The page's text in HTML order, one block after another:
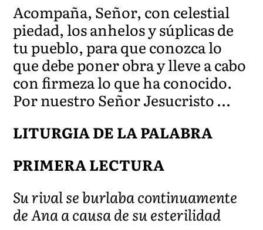
Acompaña, Señor, con celestial
piedad, los anhelos y súplicas de
tu pueblo, para que conozca lo
que debe poner obra y lleve a cabo
con firmeza lo que ha conocido.
Por nuestro Señor Jesucristo …
LITURGIA DE LA PALABRA
PRIMERA LECTURA
Su rival se burlaba continuamente
de Ana a causa de su esterilidad